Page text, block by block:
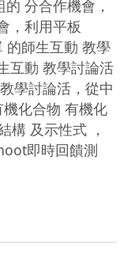
分合作機會，
，利用平板
的師生互動 教學
互動 教學討論活
學討論活，從中
化合物 有機化
構 及示性式 ，
即時回饋測